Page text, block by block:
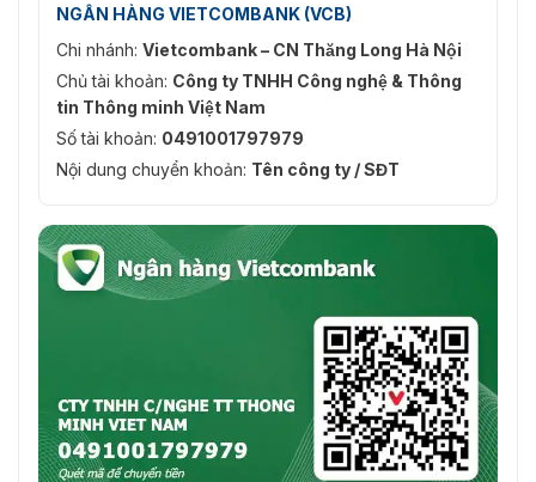
NGÂN HÀNG VIETCOMBANK (VCB)
Chi nhánh: Vietcombank – CN Thăng Long Hà Nội
Chủ tài khoản: Công ty TNHH Công nghệ & Thông
tin Thông minh Việt Nam
Số tài khoản: 0491001797979
Nội dung chuyển khoản: Tên công ty / SĐT